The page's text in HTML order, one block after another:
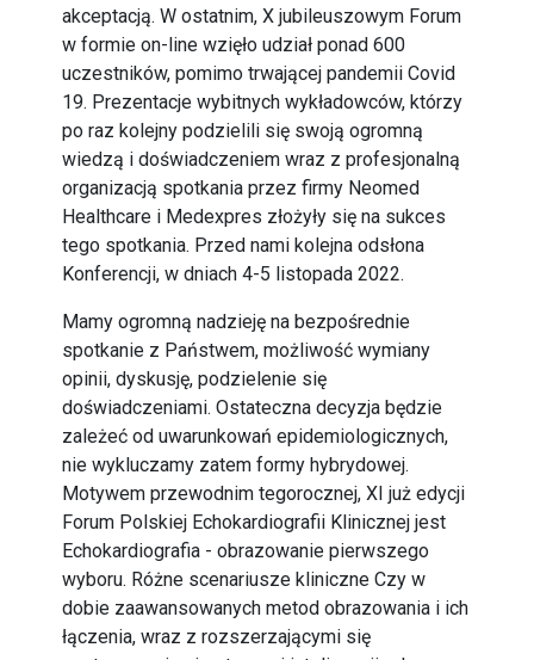
akceptacją. W ostatnim, X jubileuszowym Forum
w formie on-line wzięło udział ponad 600
uczestników, pomimo trwającej pandemii Covid
19. Prezentacje wybitnych wykładowców, którzy
po raz kolejny podzielili się swoją ogromną
wiedzą i doświadczeniem wraz z profesjonalną
organizacją spotkania przez firmy Neomed
Healthcare i Medexpres złożyły się na sukces
tego spotkania. Przed nami kolejna odsłona
Konferencji, w dniach 4-5 listopada 2022.
Mamy ogromną nadzieję na bezpośrednie
spotkanie z Państwem, możliwość wymiany
opinii, dyskusję, podzielenie się
doświadczeniami. Ostateczna decyzja będzie
zależeć od uwarunkowań epidemiologicznych,
nie wykluczamy zatem formy hybrydowej.
Motywem przewodnim tegorocznej, XI już edycji
Forum Polskiej Echokardiografii Klinicznej jest
Echokardiografia - obrazowanie pierwszego
wyboru. Różne scenariusze kliniczne Czy w
dobie zaawansowanych metod obrazowania i ich
łączenia, wraz z rozszerzającymi się